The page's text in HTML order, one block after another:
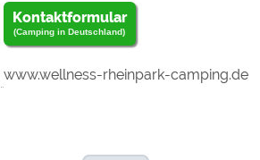
Kontaktformular
(Camping in Deutschland)
www.wellness-rheinpark-camping.de